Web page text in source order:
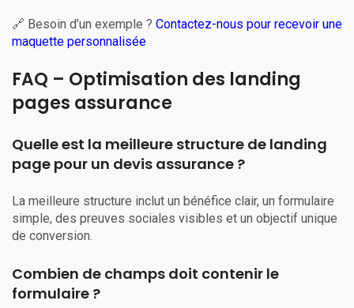
🔗 Besoin d’un exemple ? Contactez-nous pour recevoir une
maquette personnalisée
FAQ – Optimisation des landing
pages assurance
Quelle est la meilleure structure de landing
page pour un devis assurance ?
La meilleure structure inclut un bénéfice clair, un formulaire
simple, des preuves sociales visibles et un objectif unique
de conversion.
Combien de champs doit contenir le
formulaire ?